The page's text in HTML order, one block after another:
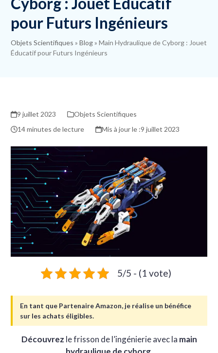
pour Futurs Ingénieurs
Objets Scientifiques »Blog»Main Hydraulique de Cyborg : Jouet
Éducatif pour Futurs Ingénieurs
9 juillet 2023
Objets Scientifiques
14 minutes de lecture
9 juillet 2023
5/5 - (1 vote)
En tant que Partenaire Amazon, je réalise un bénéfice
sur les achats éligibles.
Découvrez le frisson de l’ingénierie avec la main